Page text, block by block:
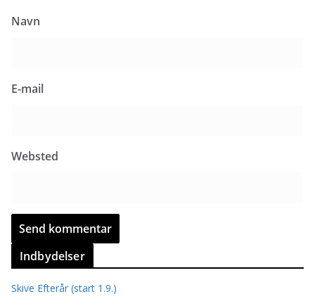
Navn
E-mail
Websted
Indbydelser
Skive Efterår (start 1.9.)